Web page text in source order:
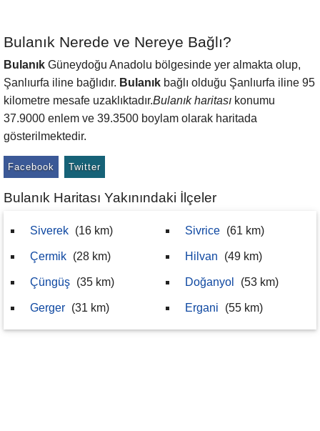
Bulanık Nerede ve Nereye Bağlı?
Bulanık Güneydoğu Anadolu bölgesinde yer almakta olup,
Şanlıurfa iline bağlıdır. Bulanık bağlı olduğu Şanlıurfa iline 95
kilometre mesafe uzaklıktadır.Bulanık haritası konumu
37.9000 enlem ve 39.3500 boylam olarak haritada
gösterilmektedir.
Facebook Twitter
Bulanık Haritası Yakınındaki İlçeler
Siverek (16 km)
Çermik (28 km)
Çüngüş (35 km)
Gerger (31 km)
Sivrice (61 km)
Hilvan (49 km)
Doğanyol (53 km)
Ergani (55 km)